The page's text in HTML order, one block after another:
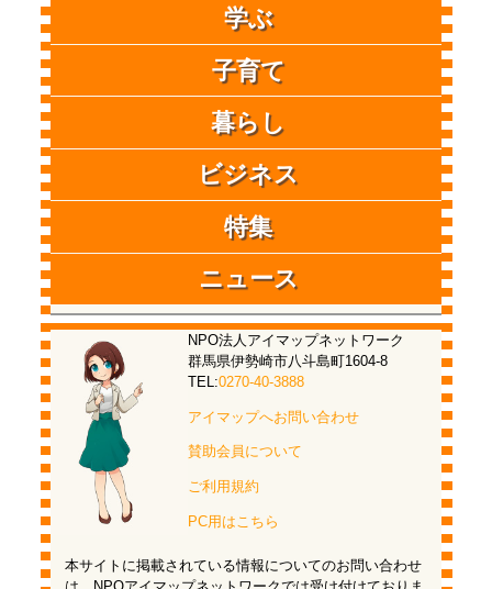
学ぶ
子育て
暮らし
ビジネス
特集
ニュース
NPO法人アイマップネットワーク
群馬県伊勢崎市八斗島町1604-8
TEL:0270-40-3888
アイマップへお問い合わせ
賛助会員について
ご利用規約
PC用はこちら
本サイトに掲載されている情報についてのお問い合わせ